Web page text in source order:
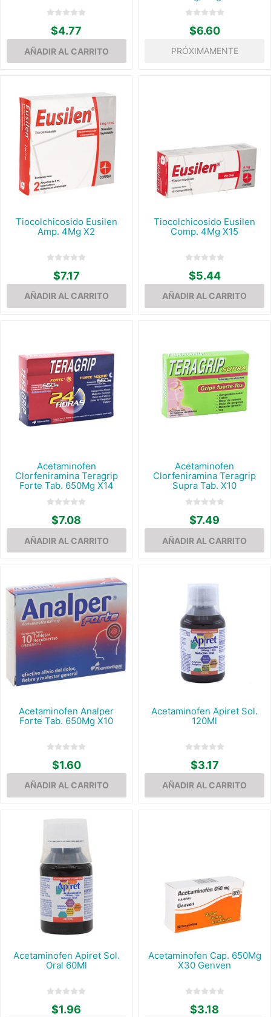
$4.77 $6.60
PRÓXIMAMENTE
Tiocolchicosido Eusilen
Amp. 4Mg X2
$7.17
Tiocolchicosido Eusilen
Comp. 4Mg X15
$5.44
Acetaminofen
Clorfeniramina Teragrip
Forte Tab. 650Mg X14
$7.08
Acetaminofen
Clorfeniramina Teragrip
Supra Tab. X10
$7.49
Acetaminofen Analper
Forte Tab. 650Mg X10
$1.60
Acetaminofen Apiret Sol.
120Ml
$3.17
Acetaminofen Apiret Sol.
Oral 60Ml
$1.96
Acetaminofen Cap. 650Mg
X30 Genven
$3.18